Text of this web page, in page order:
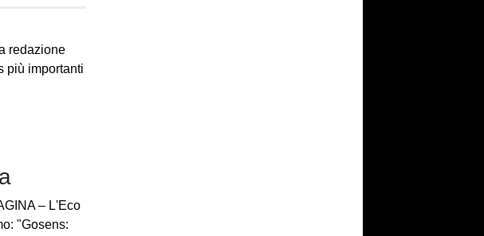
redazione
più importanti
– L'Eco
"Gosens: